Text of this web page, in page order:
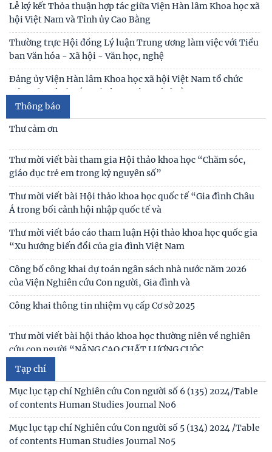
Lễ ký kết Thỏa thuận hợp tác giữa Viện Hàn lâm Khoa học xã
hội Việt Nam và Tỉnh ủy Cao Bằng
Thường trực Hội đồng Lý luận Trung ương làm việc với Tiểu
ban Văn hóa - Xã hội - Văn học, nghệ
Đảng ủy Viện Hàn lâm Khoa học xã hội Việt Nam tổ chức
Hội nghị Tập huấn nghiệp vụ công tác kiểm
hội Việt Nam và Tỉnh ủy Cao Bằng
Hội thảo khoa học quốc gia “Danh nhân văn hóa Lê Quý
Đôn - Di sản và giá trị thời đại”
Cuộc họp triển khai hoạt động nhiệm vụ khoa học và công
nghệ cấp tỉnh “Nghiên cứu phát huy giá trị
Thông báo
Thư cảm ơn
Thư mời viết bài tham gia Hội thảo khoa học “Chăm sóc,
giáo dục trẻ em trong kỷ nguyên số”
Thư mời viết bài Hội thảo khoa học quốc tế “Gia đình Châu
Á trong bối cảnh hội nhập quốc tế và
Thư mời viết báo cáo tham luận Hội thảo khoa học quốc gia
“Xu hướng biến đổi của gia đình Việt Nam
Công bố công khai dự toán ngân sách nhà nước năm 2026
của Viện Nghiên cứu Con người, Gia đình và
Công khai thông tin nhiệm vụ cấp Cơ sở 2025
Thư mời viết bài hội thảo khoa học thường niên về nghiên
cứu con người “NÂNG CAO CHẤT LƯỢNG CUỘC
Thông báo triệu tập thí sinh đủ điều kiện, tiêu chuẩn, tham
gia sát hạch trình độ hiểu biết chung
Thông báo kết quả kiểm tra điều kiện, tiêu chuẩn, văn
bằng, chứng chỉ đối với thí sinh đăng ký dự
Thông báo 2773/TB-KHXH về Kết quả kiểm tra điều kiện,
Tạp chí
Mục lục tạp chí Nghiên cứu Con người số 6 (135) 2024/Table
of contents Human Studies Journal No6
Mục lục tạp chí Nghiên cứu Con người số 5 (134) 2024 /Table
of contents Human Studies Journal No5